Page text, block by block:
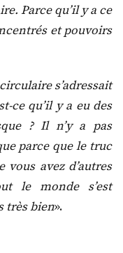
Parce qu’il y a ce
et pouvoirs
s’adressait
ce qu’il y a eu des
? Il n’y a pas
parce que le truc
avez d’autres
le monde s’est
très bien».